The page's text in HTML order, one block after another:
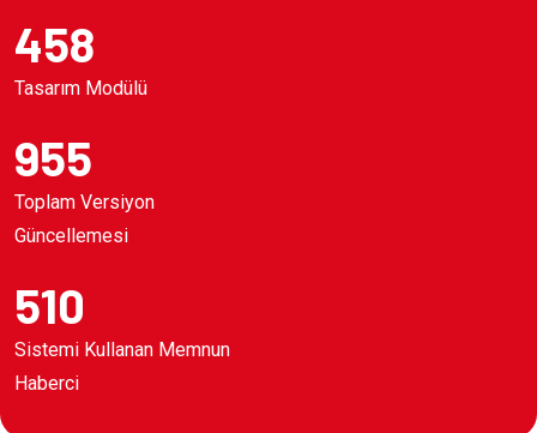
458
Tasarım Modülü
955
Toplam Versiyon
Güncellemesi
510
Sistemi Kullanan Memnun
Haberci